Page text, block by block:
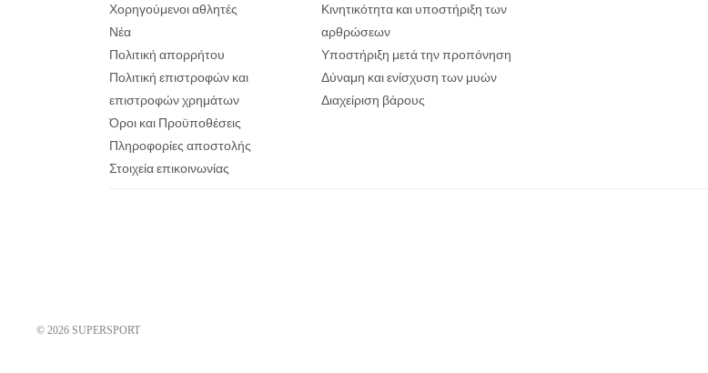
Χορηγούμενοι αθλητές
Νέα
Πολιτική απορρήτου
Πολιτική επιστροφών και
επιστροφών χρημάτων
Όροι και Προϋποθέσεις
Πληροφορίες αποστολής
Στοιχεία επικοινωνίας
Κινητικότητα και υποστήριξη των
αρθρώσεων
Υποστήριξη μετά την προπόνηση
Δύναμη και ενίσχυση των μυών
Διαχείριση βάρους
© 2026 SUPERSPORT